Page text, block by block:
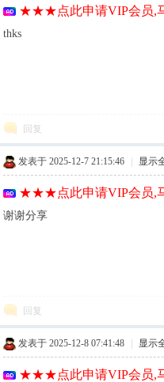
★★★点此申请VIP会员,
thks
回复
发表于 2025-12-7 21:15:46 显示
★★★点此申请VIP会员,
谢谢分享
回复
发表于 2025-12-8 07:41:48 显示
★★★点此申请VIP会员,